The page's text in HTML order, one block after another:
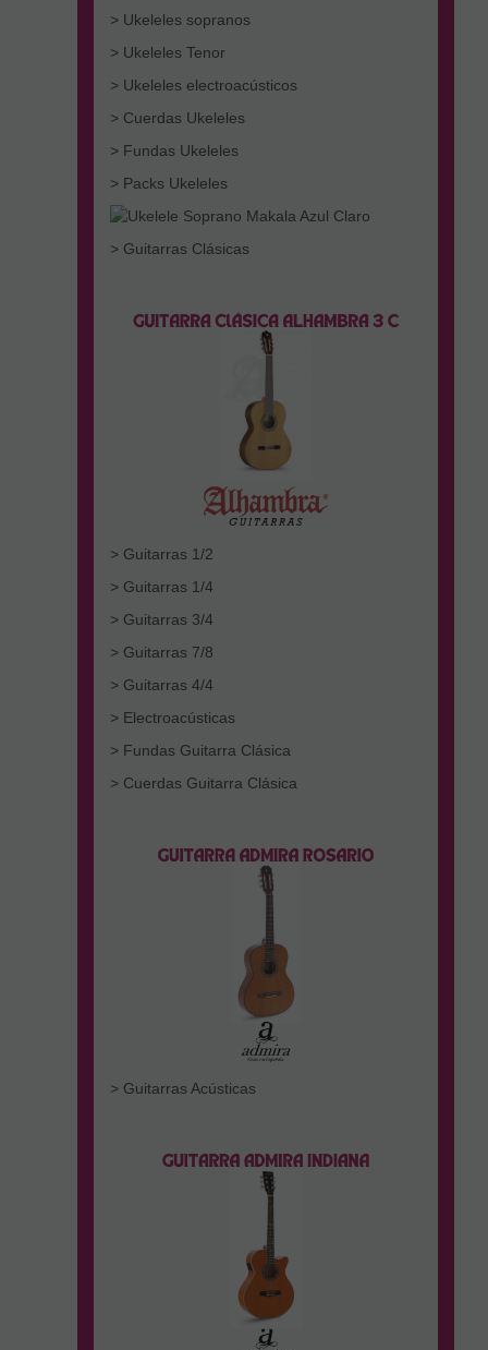
> Ukeleles sopranos
> Ukeleles Tenor
> Ukeleles electroacústicos
> Cuerdas Ukeleles
> Fundas Ukeleles
> Packs Ukeleles
> Guitarras Clásicas
> Guitarras 1/2
> Guitarras 1/4
> Guitarras 3/4
> Guitarras 7/8
> Guitarras 4/4
> Electroacústicas
> Fundas Guitarra Clásica
> Cuerdas Guitarra Clásica
> Guitarras Acústicas